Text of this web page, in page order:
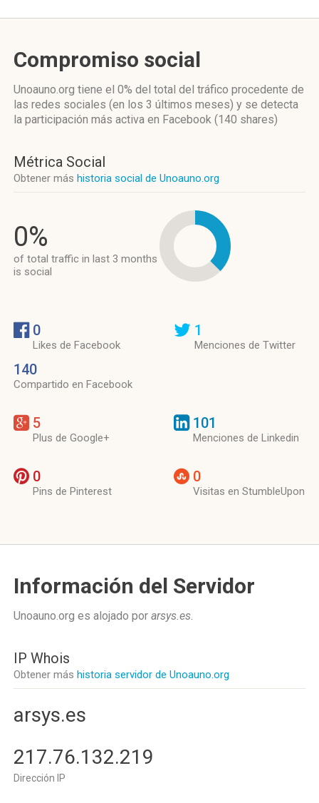
Compromiso social
Unoauno.org tiene el 0% del total del tráfico procedente de
las redes sociales (en los 3 últimos meses) y se detecta
la participación más activa en Facebook (140 shares)
Métrica Social
Obtener más historia social de Unoauno.org
0%
of total traffic in last 3 months
is social
0
Likes de Facebook
140
Compartido en Facebook
1
Menciones de Twitter
5
Plus de Google+
101
Menciones de Linkedin
0
Pins de Pinterest
0
Visitas en StumbleUpon
Información del Servidor
Unoauno.org es alojado por arsys.es.
IP Whois
Obtener más historia servidor de Unoauno.org
arsys.es
217.76.132.219
Dirección IP